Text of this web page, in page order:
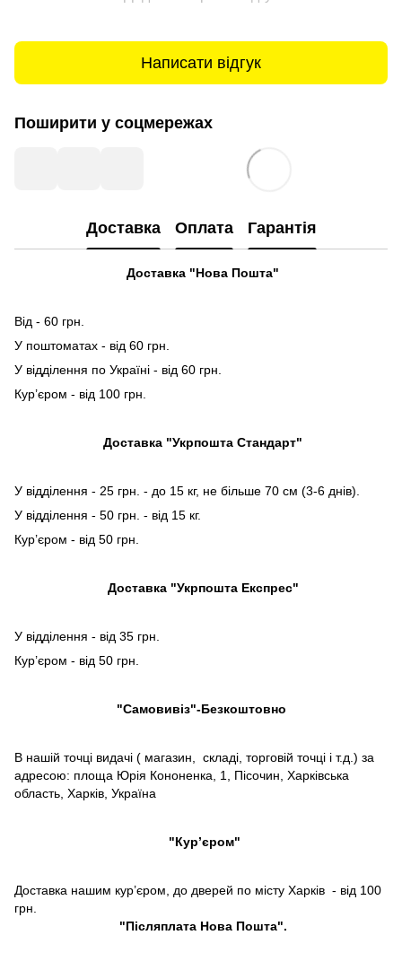
Написати відгук
Поширити у соцмережах
Доставка Оплата Гарантія
Доставка "Нова Пошта"
Від - 60 грн.
У поштоматах - від 60 грн.
У відділення по Україні - від 60 грн.
Кур’єром - від 100 грн.
Доставка "Укрпошта Стандарт"
У відділення - 25 грн. - до 15 кг, не більше 70 см (3-6 днів).
У відділення - 50 грн. - від 15 кг.
Кур’єром - від 50 грн.
Доставка "Укрпошта Експрес"
У відділення - від 35 грн.
Кур’єром - від 50 грн.
"Самовивіз"-Безкоштовно
В нашій точці видачі ( магазин, складі, торговій точці і т.д.) за
адресою: площа Юрія Кононенка, 1, Пісочин, Харківська
область, Харків, Україна
"Кур’єром"
Доставка нашим кур’єром, до дверей по місту Харків - від 100
грн.
"Післяплата Нова Пошта".